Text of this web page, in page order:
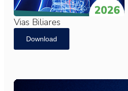
Vias Biliares
Download